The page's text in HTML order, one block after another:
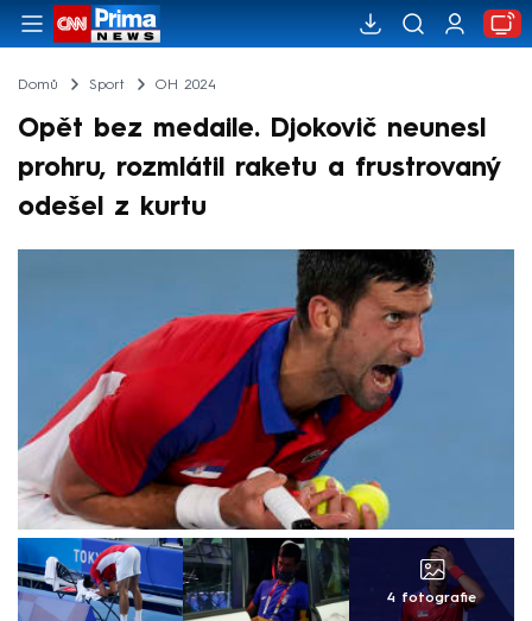
Domů Sport OH 2024
Opět bez medaile. Djokovič neunesl
prohru, rozmlátil raketu a frustrovaný
odešel z kurtu
4 fotografie